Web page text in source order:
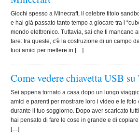
Giochi spesso a Minecraft, il celebre titolo
e hai già passato tanto tempo a giocare tra i
mondo elettronico. Tuttavia, sai che ti mancano
fare: tra queste, c'è la costruzione di un campo
tuoi amici per mettere in […]
Come vedere chiavetta USB
Sei appena tornato a casa dopo un lungo
amici e parenti per mostrare loro i video e le foto
durante il tuo soggiorno. Dopo aver scaricato
hai pensato di fare le cose in grande e di
[…]